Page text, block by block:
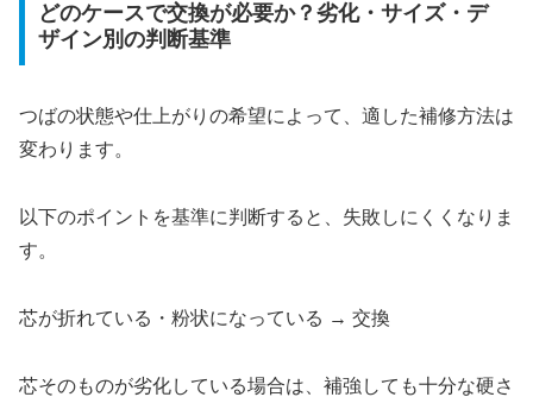
どのケースで交換が必要か？劣化・サイズ・デ
ザイン別の判断基準
つばの状態や仕上がりの希望によって、適した補修方法は
変わります。
以下のポイントを基準に判断すると、失敗しにくくなりま
す。
芯が折れている・粉状になっている → 交換
芯そのものが劣化している場合は、補強しても十分な硬さ